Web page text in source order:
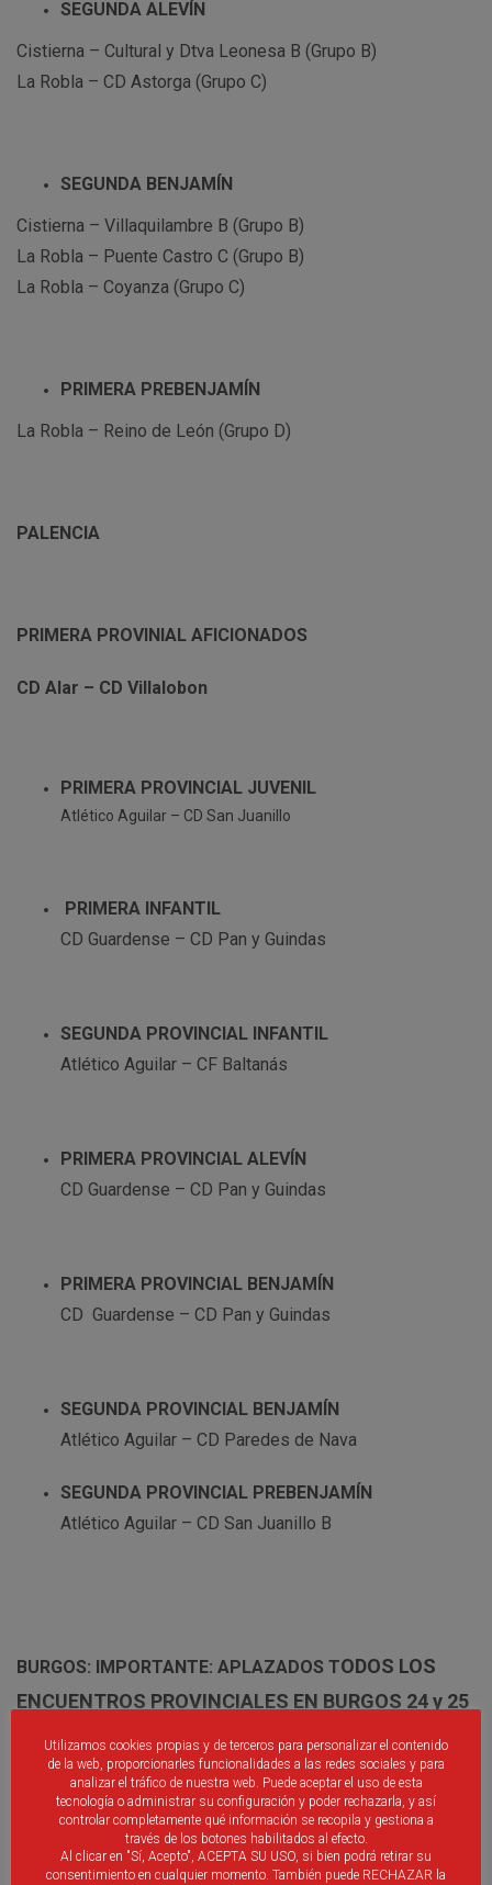
SEGUNDA ALEVÍN
Cistierna – Cultural y Dtva Leonesa B (Grupo B)
La Robla – CD Astorga (Grupo C)
SEGUNDA BENJAMÍN
Cistierna – Villaquilambre B (Grupo B)
La Robla – Puente Castro C (Grupo B)
La Robla – Coyanza (Grupo C)
PRIMERA PREBENJAMÍN
La Robla – Reino de León (Grupo D)
PALENCIA
PRIMERA PROVINIAL AFICIONADOS
CD Alar – CD Villalobon
PRIMERA PROVINCIAL JUVENIL
Atlético Aguilar – CD San Juanillo
PRIMERA INFANTIL
CD Guardense – CD Pan y Guindas
SEGUNDA PROVINCIAL INFANTIL
Atlético Aguilar – CF Baltanás
PRIMERA PROVINCIAL ALEVÍN
CD Guardense – CD Pan y Guindas
PRIMERA PROVINCIAL BENJAMÍN
CD Guardense – CD Pan y Guindas
SEGUNDA PROVINCIAL BENJAMÍN
Atlético Aguilar – CD Paredes de Nava
SEGUNDA PROVINCIAL PREBENJAMÍN
Atlético Aguilar – CD San Juanillo B
BURGOS: IMPORTANTE: APLAZADOS TODOS LOS
ENCUENTROS PROVINCIALES EN BURGOS 24 y 25
de ENERO
PRIMERA PROVINCIAL AFICIONADOS
CD Belorado – CD Universidad de Burgos B
CD Quintanar – CD Groggys Gamonal
Utilizamos cookies propias y de terceros para personalizar el contenido
de la web, proporcionarles funcionalidades a las redes sociales y para
analizar el tráfico de nuestra web. Puede aceptar el uso de esta
tecnología o administrar su configuración y poder rechazarla, y así
controlar completamente qué información se recopila y gestiona a
través de los botones habilitados al efecto.
Al clicar en "Sí, Acepto", ACEPTA SU USO, si bien podrá retirar su
consentimiento en cualquier momento. También puede RECHAZAR la